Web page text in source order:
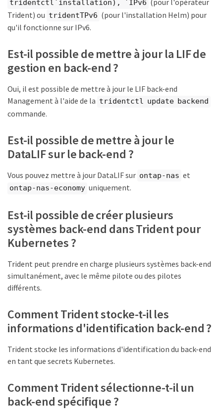
tridentctl`installation), `IPv6 (pour l'opérateur
Trident) ou tridentTPv6 (pour l'installation Helm) pour
qu'il fonctionne sur IPv6.
Est-il possible de mettre à jour la LIF de
gestion en back-end ?
Oui, il est possible de mettre à jour le LIF back-end
Management à l'aide de la tridentctl update backend
commande.
Est-il possible de mettre à jour le
DataLIF sur le back-end ?
Vous pouvez mettre à jour DataLIF sur ontap-nas et
ontap-nas-economy uniquement.
Est-il possible de créer plusieurs
systèmes back-end dans Trident pour
Kubernetes ?
Trident peut prendre en charge plusieurs systèmes back-end
simultanément, avec le même pilote ou des pilotes
différents.
Comment Trident stocke-t-il les
informations d'identification back-end ?
Trident stocke les informations d'identification du back-end
en tant que secrets Kubernetes.
Comment Trident sélectionne-t-il un
back-end spécifique ?